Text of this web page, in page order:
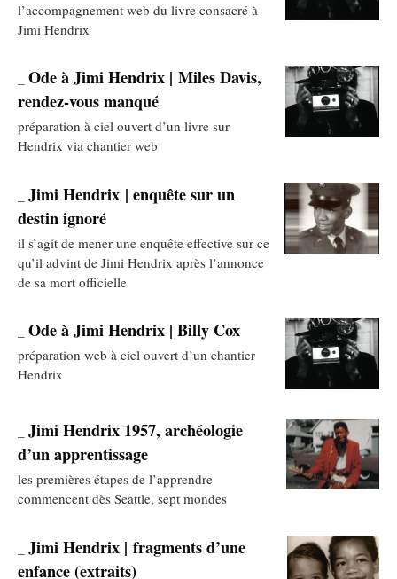
l’accompagnement web du livre consacré à
Jimi Hendrix
Ode à Jimi Hendrix | Miles Davis,
rendez-vous manqué
préparation à ciel ouvert d’un livre sur
Hendrix via chantier web
Jimi Hendrix | enquête sur un
destin ignoré
il s’agit de mener une enquête effective sur ce
qu’il advint de Jimi Hendrix après l’annonce
de sa mort officielle
Ode à Jimi Hendrix | Billy Cox
préparation web à ciel ouvert d’un chantier
Hendrix
Jimi Hendrix 1957, archéologie
d’un apprentissage
les premières étapes de l’apprendre
commencent dès Seattle, sept mondes
Jimi Hendrix | fragments d’une
enfance (extraits)